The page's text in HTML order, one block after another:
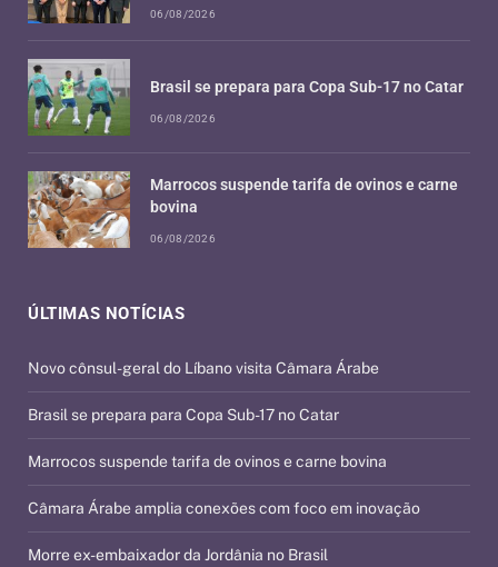
ÚLTIMAS NOTÍCIAS
Novo cônsul-geral do Líbano visita Câmara Árabe
Brasil se prepara para Copa Sub-17 no Catar
Marrocos suspende tarifa de ovinos e carne bovina
Câmara Árabe amplia conexões com foco em inovação
Morre ex-embaixador da Jordânia no Brasil
06/08/2026
Brasil se prepara para Copa Sub-17 no Catar
06/08/2026
Marrocos suspende tarifa de ovinos e carne
bovina
06/08/2026